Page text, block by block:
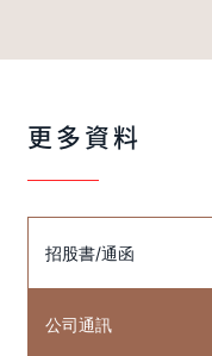
更多資料
招股書/通函
公司通訊